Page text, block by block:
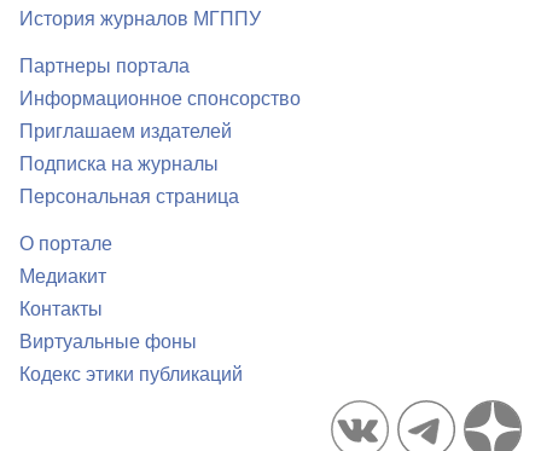
История журналов МГППУ
Партнеры портала
Информационное спонсорство
Приглашаем издателей
Подписка на журналы
Персональная страница
О портале
Медиакит
Контакты
Виртуальные фоны
Кодекс этики публикаций